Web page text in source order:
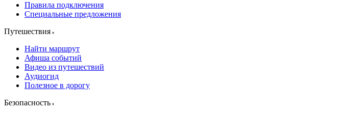
Правила подключения
Специальные предложения
Путешествия
Найти маршрут
Афиша событий
Видео из путешествий
Аудиогид
Полезное в дорогу
Безопасность